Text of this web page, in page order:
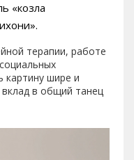
«козла
терапии, работе
картину шире и
в общий танец